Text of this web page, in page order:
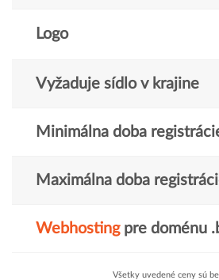
Logo
Vyžaduje sídlo v krajine
Minimálna doba
Maximálna doba
Webhostingpre doménu
Všetky uvedené ceny sú